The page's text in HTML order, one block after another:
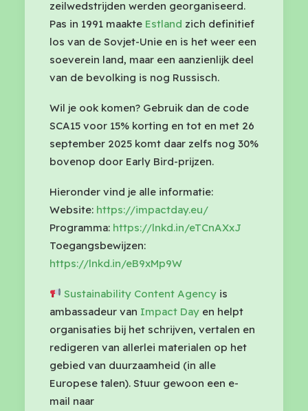
zeilwedstrijden werden georganiseerd.
Pas in 1991 maakte Estland zich definitief
los van de Sovjet-Unie en is het weer een
soeverein land, maar een aanzienlijk deel
van de bevolking is nog Russisch.
Wil je ook komen? Gebruik dan de code
SCA15 voor 15% korting en tot en met 26
september 2025 komt daar zelfs nog 30%
bovenop door Early Bird-prijzen.
Hieronder vind je alle informatie:
Website: https://impactday.eu/
Programma: https://lnkd.in/eTCnAXxJ
Toegangsbewijzen:
https://lnkd.in/eB9xMp9W
Sustainability Content Agency is
ambassadeur van Impact Day en helpt
organisaties bij het schrijven, vertalen en
redigeren van allerlei materialen op het
gebied van duurzaamheid (in alle
Europese talen). Stuur gewoon een e-
mail naar